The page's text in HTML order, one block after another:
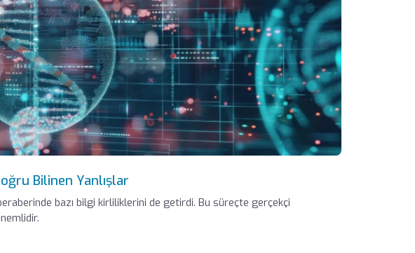
Bilinen Yanlışlar
bazı bilgi kirliliklerini de getirdi. Bu süreçte gerçekçi